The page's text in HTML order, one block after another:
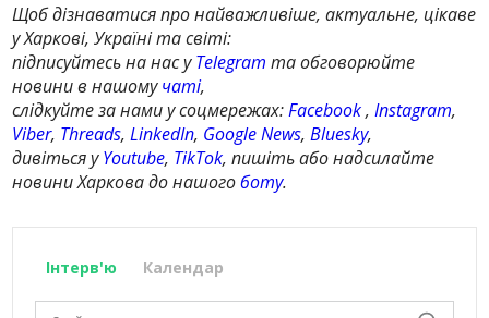
Щоб дізнаватися про найважливіше, актуальне, цікаве
у Харкові, Україні та світі:
підписуйтесь на нас уTelegram та обговорюйте
новини в нашомучаті,
слідкуйте за нами у соцмережах:Facebook,Instagram,
Viber, Threads,LinkedIn, Google News,Bluesky,
дивіться уYoutube, TikTok, пишіть або надсилайте
новини Харкова до нашогоботу.
Інтерв'ю Календар